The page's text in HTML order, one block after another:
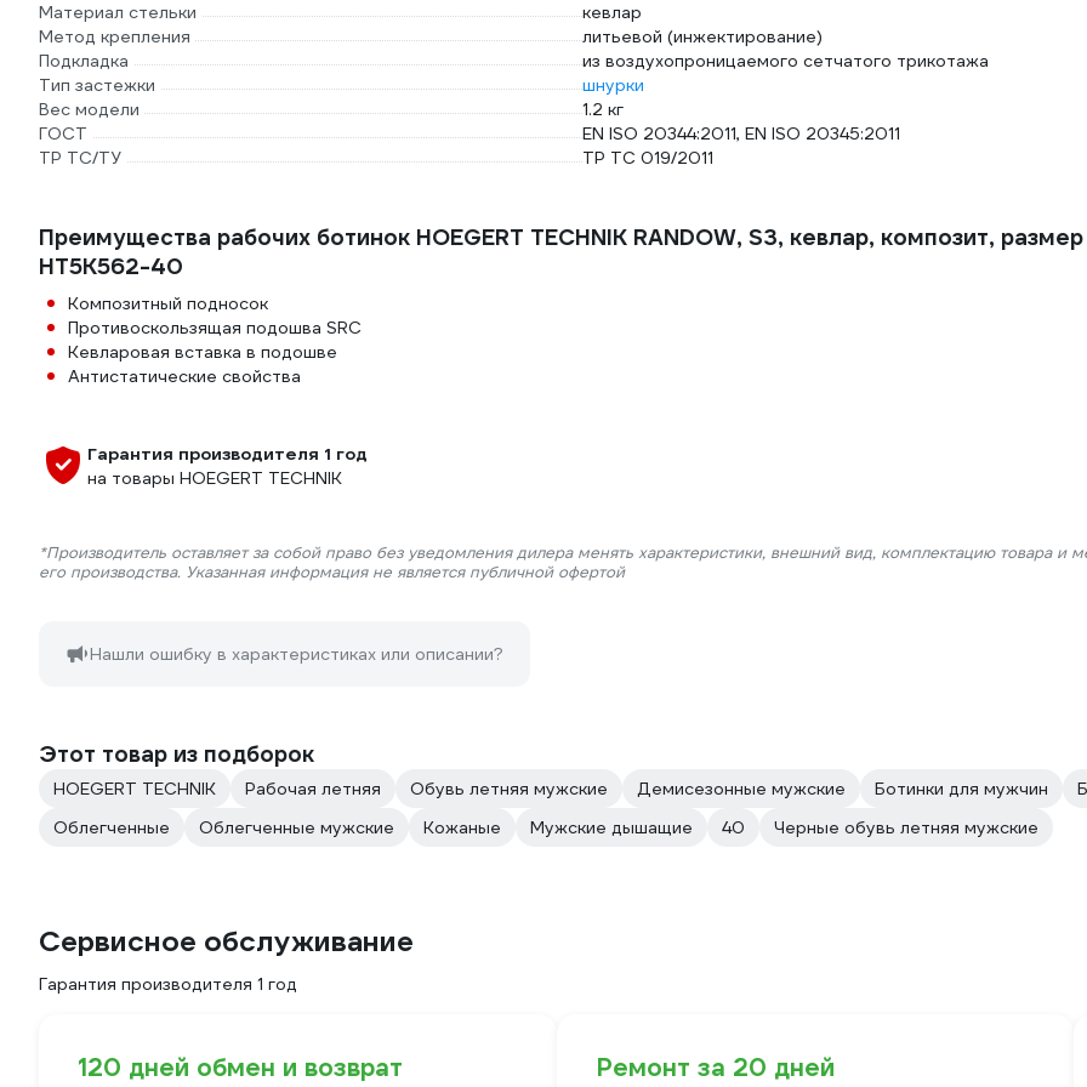
Материал стельки
кевлар
Метод крепления
литьевой (инжектирование)
Подкладка
из воздухопроницаемого сетчатого трикотажа
Тип застежки
шнурки
Вес модели
1.2 кг
ГОСТ
EN ISO 20344:2011, EN ISO 20345:2011
ТР ТС/ТУ
ТР ТС 019/2011
Преимущества рабочих ботинок HOEGERT TECHNIK RANDOW, S3, кевлар, композит,
HT5K562-40
Композитный подносок
Противоскользящая подошва SRC
Кевларовая вставка в подошве
Антистатические свойства
Гарантия производителя 1 год
на товары HOEGERT TECHNIK
*Производитель оставляет за собой право без уведомления дилера менять характеристики, внешний вид, комплектацию товара и
его производства. Указанная информация не является публичной офертой
Нашли ошибку в характеристиках или описании?
Этот товар из подборок
HOEGERT TECHNIK Рабочая летняя Обувь летняя мужские Демисезонные мужские Ботинки для мужчин
Облегченные
Облегченные мужские Кожаные Мужские дышащие 40 Черные обувь летняя мужские
Сервисное обслуживание
Гарантия производителя 1 год
120 дней обмен и возврат Ремонт за 20 дней